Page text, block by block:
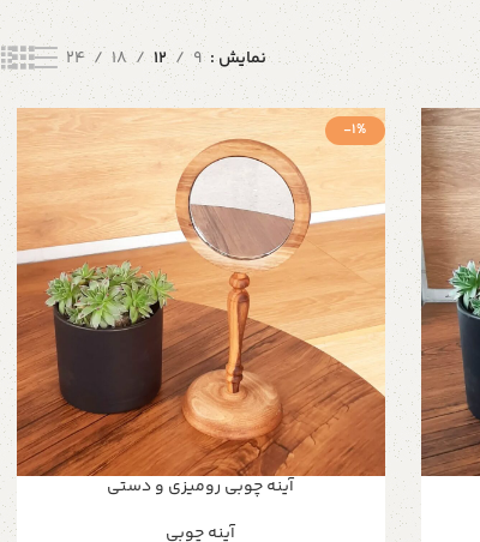
نمایش 9
12
18
24
-1%
آینه چوبی رومیزی و دستی
آینه چوبی